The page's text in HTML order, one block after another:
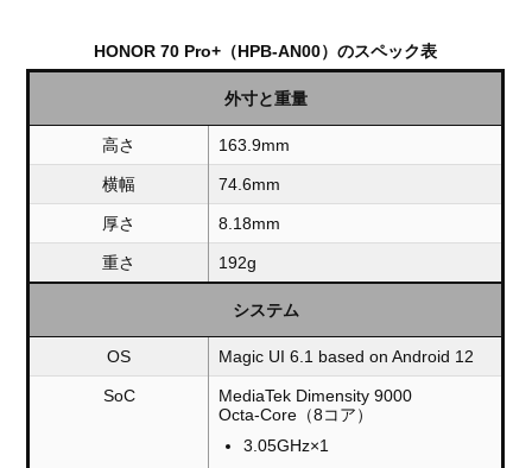
HONOR 70 Pro+（HPB-AN00）のスペック表
外寸と重量
高さ 163.9mm
横幅 74.6mm
厚さ 8.18mm
重さ 192g
システム
OS Magic UI 6.1 based on Android 12
SoC
MediaTek Dimensity 9000
Octa-Core（8コア）
3.05GHz×1